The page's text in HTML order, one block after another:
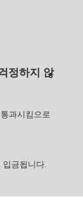
정하지 않
과시킴으로
금됩니다.